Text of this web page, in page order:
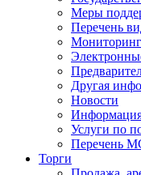
Меры
Перечень
Мониторинг
Другая
Новости
Услуги по
Перечень
Торги